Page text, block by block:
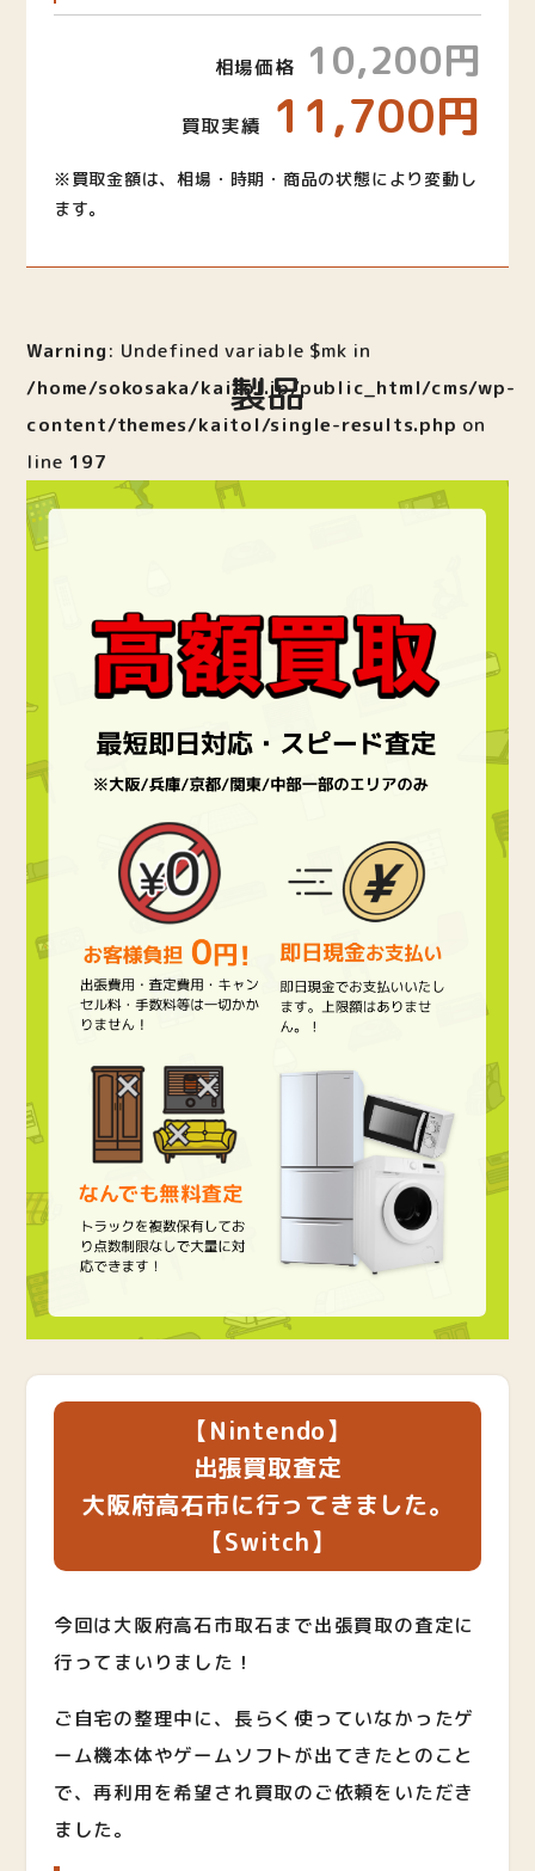
相場価格 10,200円
買取実績 11,700円
※買取金額は、相場・時期・商品の状態により変動し
ます。
Warning: Undefined variable $mk in
/home/sokosaka/kaitol.jp/public_html/cms/wp-
content/themes/kaitol/single-results.php on
line 197
製品
【Nintendo】
出張買取査定
大阪府高石市に行ってきました。
【Switch】
今回は大阪府高石市取石まで出張買取の査定に
行ってまいりました！
ご自宅の整理中に、長らく使っていなかったゲ
ーム機本体やゲームソフトが出てきたとのこと
で、再利用を希望され買取のご依頼をいただき
ました。